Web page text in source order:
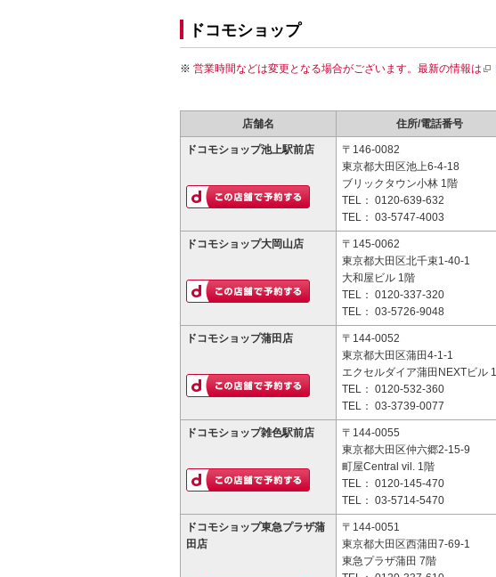
ドコモショップ
営業時間などは変更となる場合がございます。最新の情報は
店舗名 住所/電話番号
ドコモショップ池上駅前店
〒146-0082
東京都大田区池上6-4-18
ブリックタウン小林 1階
TEL： 0120-639-632
TEL： 03-5747-4003
ドコモショップ大岡山店
〒145-0062
東京都大田区北千束1-40-1
大和屋ビル 1階
TEL： 0120-337-320
TEL： 03-5726-9048
ドコモショップ蒲田店
〒144-0052
東京都大田区蒲田4-1-1
エクセルダイア蒲田NEXTビル
TEL： 0120-532-360
TEL： 03-3739-0077
ドコモショップ雑色駅前店
〒144-0055
東京都大田区仲六郷2-15-9
町屋Central vil. 1階
TEL： 0120-145-470
TEL： 03-5714-5470
ドコモショップ東急プラザ蒲
田店
〒144-0051
東京都大田区西蒲田7-69-1
東急プラザ蒲田 7階